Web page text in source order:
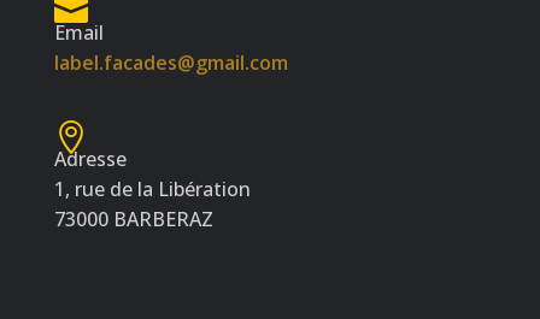
Email
label.facades@gmail.com
Adresse
1, rue de la Libération
73000 BARBERAZ